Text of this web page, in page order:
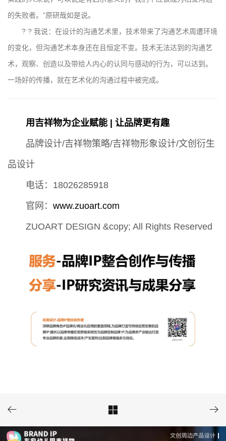
的失败者。”原研哉如是说。
? ? 我说：在设计的沟通艺术里，技术带来了沟通艺术周遭环境
的变化，但沟通艺术本身还在且恒定不变。技术无法达到的沟通艺
术，观察、创造以及带给人内心的认同与感动的行为，可以达到。
一场好的传播，就在艺术化的沟通过程中被完成。
用吉祥物为企业赋能 | 让品牌更有趣
品牌设计/吉祥物策略/吉祥物形象设计/文创衍生
品设计
电话：18026285918
官网： www.zuoart.com
ZUOART DESIGN &copy; All Rights Reserved
  